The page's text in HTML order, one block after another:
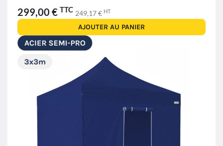
299,00 € TTC 249,17 € HT
AJOUTER AU PANIER